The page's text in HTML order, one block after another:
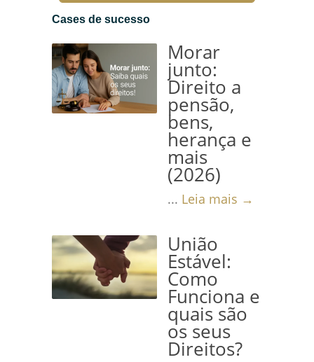
de diálogo entre
Cases de sucesso
Morar
junto:
Direito a
pensão,
bens,
herança e
mais
(2026)
... Leia mais →
União
Estável:
Como
Funciona e
quais são
os seus
Direitos?